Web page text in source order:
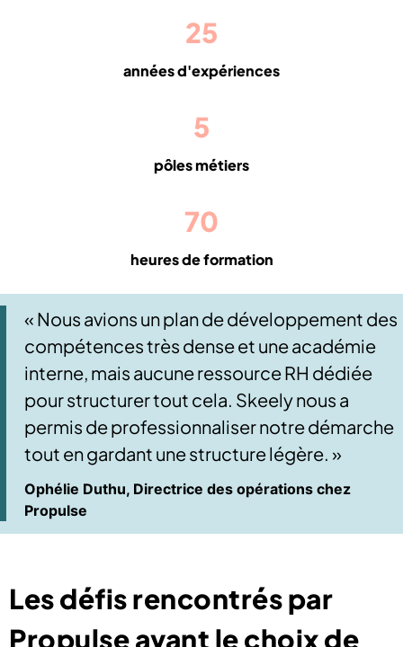
années d'expériences
25
pôles métiers
5
heures de formation
70
« Nous avions un plan de développement des
compétences très dense et une académie
interne, mais aucune ressource RH dédiée
pour structurer tout cela. Skeely nous a
permis de professionnaliser notre démarche
tout en gardant une structure légère. »
Ophélie Duthu, Directrice des opérations chez
Propulse
Les défis rencontrés par
Propulse avant le choix de